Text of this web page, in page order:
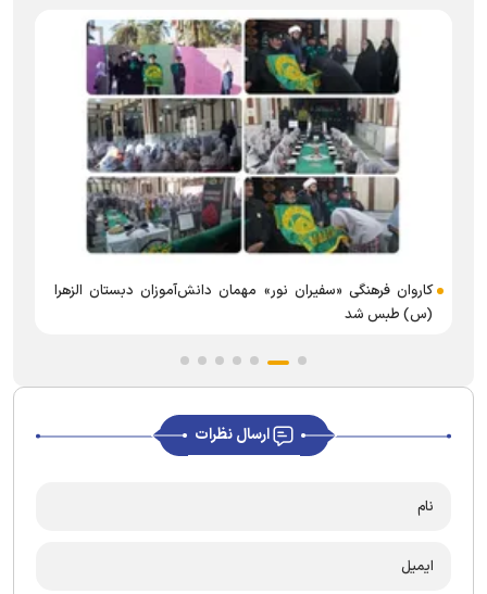
کاروان فرهنگی «سفیران نور» مهمان دانش‌آموزان دبستان الزهرا
(س) طبس شد
ارسال نظرات